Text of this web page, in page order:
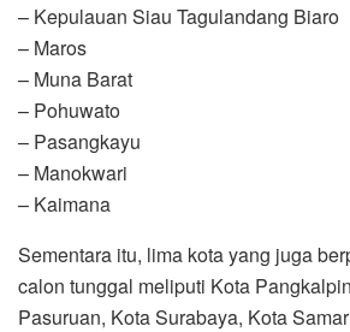
– Kepulauan Siau Tagulandang Biaro
– Maros
– Muna Barat
– Pohuwato
– Pasangkayu
– Manokwari
– Kaimana
Sementara itu, lima kota yang juga
calon tunggal meliputi Kota
Pasuruan, Kota Surabaya, Kota